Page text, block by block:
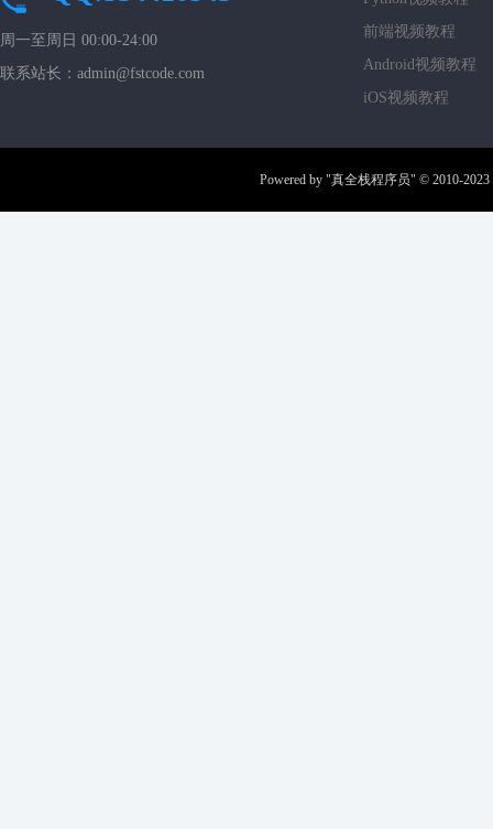
周一至周日 00:00-24:00
联系站长：admin@fstcode.com
前端视频教程
Android视频教程
iOS视频教程
Powered by "真全栈程序员" © 2010-2023